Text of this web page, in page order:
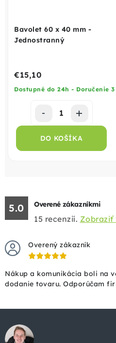
Bavolet 60 x 40 mm -
Jednostranný
Dostupné do 24h - Doručenie
€15,10
DO KOŠÍKA
5.0 Overené zákazníkmi
15 recenzií. Zobraziť
Overený zákazník
Nákup a komunikácia boli na
dodanie tovaru. Odporúčam
á